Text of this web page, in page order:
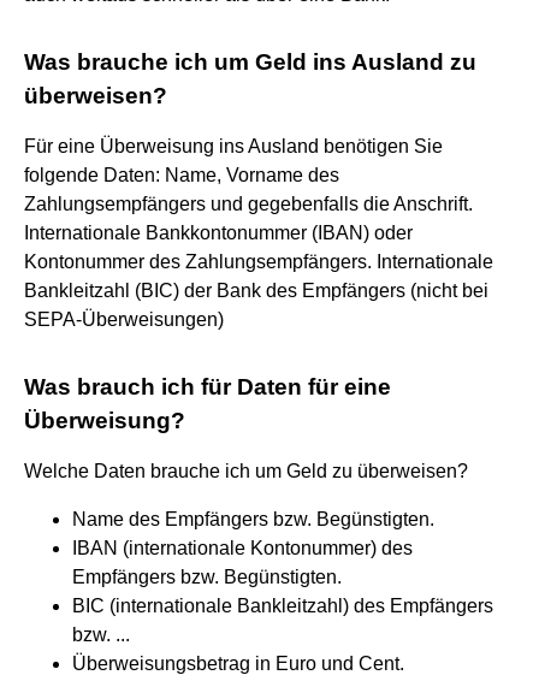
Was brauche ich um Geld ins Ausland zu
überweisen?
Für eine Überweisung ins Ausland benötigen Sie
folgende Daten: Name, Vorname des
Zahlungsempfängers und gegebenfalls die Anschrift.
Internationale Bankkontonummer (IBAN) oder
Kontonummer des Zahlungsempfängers. Internationale
Bankleitzahl (BIC) der Bank des Empfängers (nicht bei
SEPA-Überweisungen)
Was brauch ich für Daten für eine
Überweisung?
Welche Daten brauche ich um Geld zu überweisen?
Name des Empfängers bzw. Begünstigten.
IBAN (internationale Kontonummer) des
Empfängers bzw. Begünstigten.
BIC (internationale Bankleitzahl) des Empfängers
bzw. ...
Überweisungsbetrag in Euro und Cent.